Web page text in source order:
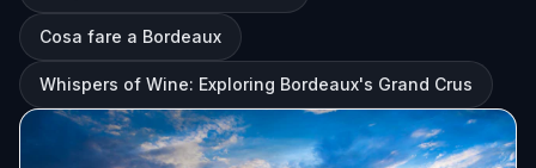
Cosa fare a Bordeaux
Whispers of Wine: Exploring Bordeaux's Grand Crus